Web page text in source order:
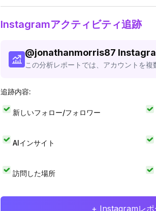
Instagramアクティビティ追跡
@jonathanmorris87
この分析レポートでは、アカウントを複
追跡内容:
新しいフォロー/フォロワー
AIインサイト
訪問した場所
+ Instagramレポ